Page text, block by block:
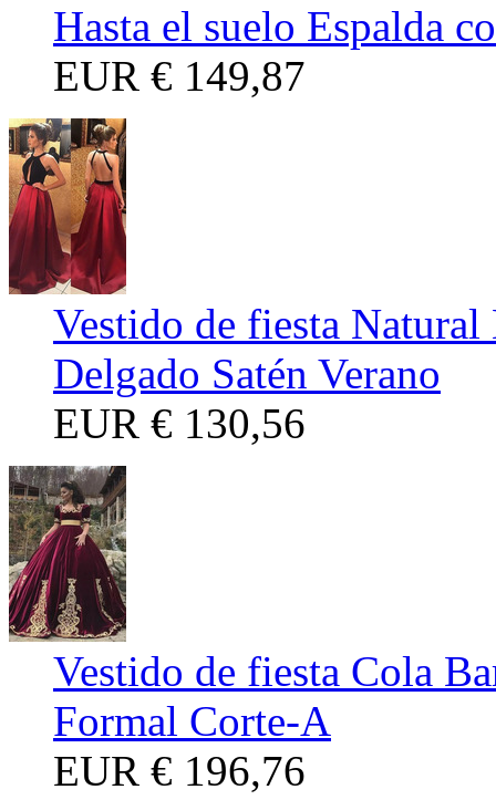
Hasta el suelo Espalda
EUR € 149,87
Vestido de fiesta Natural
Delgado Satén Verano
EUR € 130,56
Vestido de fiesta Cola
Formal Corte-A
EUR € 196,76